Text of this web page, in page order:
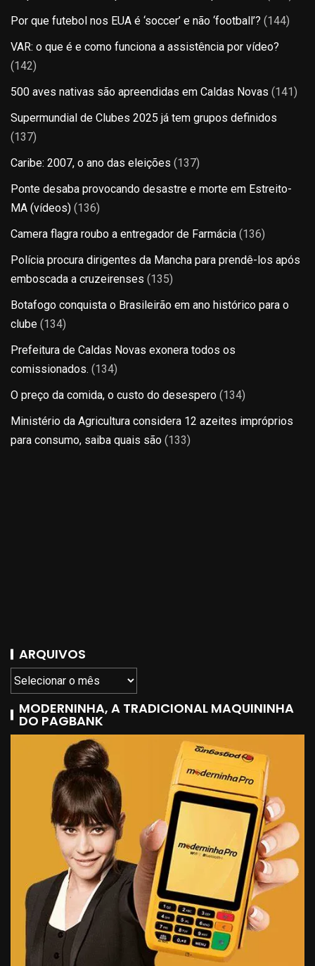
Por que futebol nos EUA é ‘soccer’ e não ‘football’? (144)
VAR: o que é e como funciona a assistência por vídeo?
(142)
500 aves nativas são apreendidas em Caldas Novas (141)
Supermundial de Clubes 2025 já tem grupos definidos
(137)
Caribe: 2007, o ano das eleições (137)
Ponte desaba provocando desastre e morte em Estreito-
MA (vídeos) (136)
Camera flagra roubo a entregador de Farmácia (136)
Polícia procura dirigentes da Mancha para prendê-los após
emboscada a cruzeirenses (135)
Botafogo conquista o Brasileirão em ano histórico para o
clube (134)
Prefeitura de Caldas Novas exonera todos os
comissionados. (134)
O preço da comida, o custo do desespero (134)
Ministério da Agricultura considera 12 azeites impróprios
para consumo, saiba quais são (133)
ARQUIVOS
MODERNINHA, A TRADICIONAL MAQUININHA
DO PAGBANK